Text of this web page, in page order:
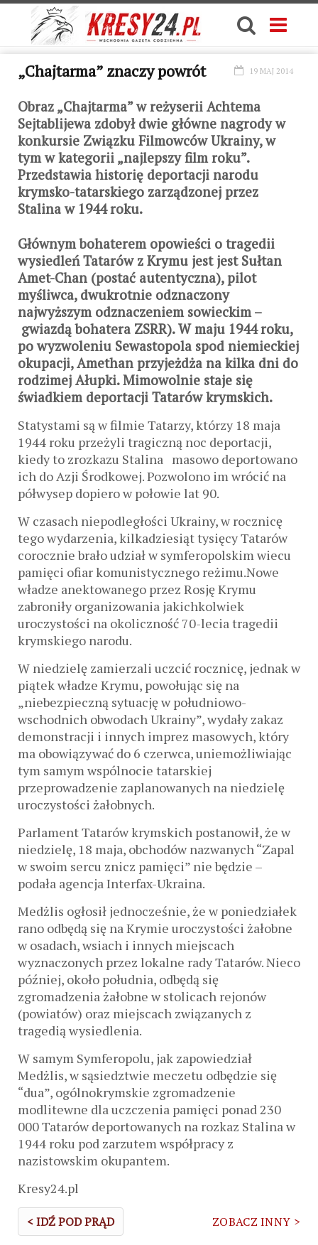
„Chajtarma” znaczy powrót 19 MAJ 2014
Obraz „Chajtarma” w reżyserii Achtema
Sejtablijewa zdobył dwie główne nagrody w
konkursie Związku Filmowców Ukrainy, w
tym w kategorii „najlepszy film roku”.
Przedstawia historię deportacji narodu
krymsko-tatarskiego zarządzonej przez
Stalina w 1944 roku.
Głównym bohaterem opowieści o tragedii
wysiedleń Tatarów z Krymu jest jest Sułtan
Amet-Chan (postać autentyczna), pilot
myśliwca, dwukrotnie odznaczony
najwyższym odznaczeniem sowieckim –
gwiazdą bohatera ZSRR). W maju 1944 roku,
po wyzwoleniu Sewastopola spod niemieckiej
okupacji, Amethan przyjeżdża na kilka dni do
rodzimej Ałupki. Mimowolnie staje się
świadkiem deportacji Tatarów krymskich.
Statystami są w filmie Tatarzy, którzy 18 maja
1944 roku przeżyli tragiczną noc deportacji,
kiedy to zrozkazu Stalina masowo deportowano
ich do Azji Środkowej. Pozwolono im wrócić na
półwysep dopiero w połowie lat 90.
W czasach niepodległości Ukrainy, w rocznicę
tego wydarzenia, kilkadziesiąt tysięcy Tatarów
corocznie brało udział w symferopolskim wiecu
pamięci ofiar komunistycznego reżimu.Nowe
władze anektowanego przez Rosję Krymu
zabroniły organizowania jakichkolwiek
uroczystości na okoliczność 70-lecia tragedii
krymskiego narodu.
W niedzielę zamierzali uczcić rocznicę, jednak w
piątek władze Krymu, powołując się na
„niebezpieczną sytuację w południowo-
wschodnich obwodach Ukrainy”, wydały zakaz
demonstracji i innych imprez masowych, który
ma obowiązywać do 6 czerwca, uniemożliwiając
tym samym wspólnocie tatarskiej
przeprowadzenie zaplanowanych na niedzielę
uroczystości żałobnych.
Parlament Tatarów krymskich postanowił, że w
niedzielę, 18 maja, obchodów nazwanych “Zapal
w swoim sercu znicz pamięci” nie będzie –
podała agencja Interfax-Ukraina.
Medżlis ogłosił jednocześnie, że w poniedziałek
rano odbędą się na Krymie uroczystości żałobne
w osadach, wsiach i innych miejscach
wyznaczonych przez lokalne rady Tatarów. Nieco
później, około południa, odbędą się
zgromadzenia żałobne w stolicach rejonów
(powiatów) oraz miejscach związanych z
tragedią wysiedlenia.
W samym Symferopolu, jak zapowiedział
Medżlis, w sąsiedztwie meczetu odbędzie się
“dua”, ogólnokrymskie zgromadzenie
modlitewne dla uczczenia pamięci ponad 230
000 Tatarów deportowanych na rozkaz Stalina w
1944 roku pod zarzutem współpracy z
nazistowskim okupantem.
Kresy24.pl
< IDŹ POD PRĄD ZOBACZ INNY >